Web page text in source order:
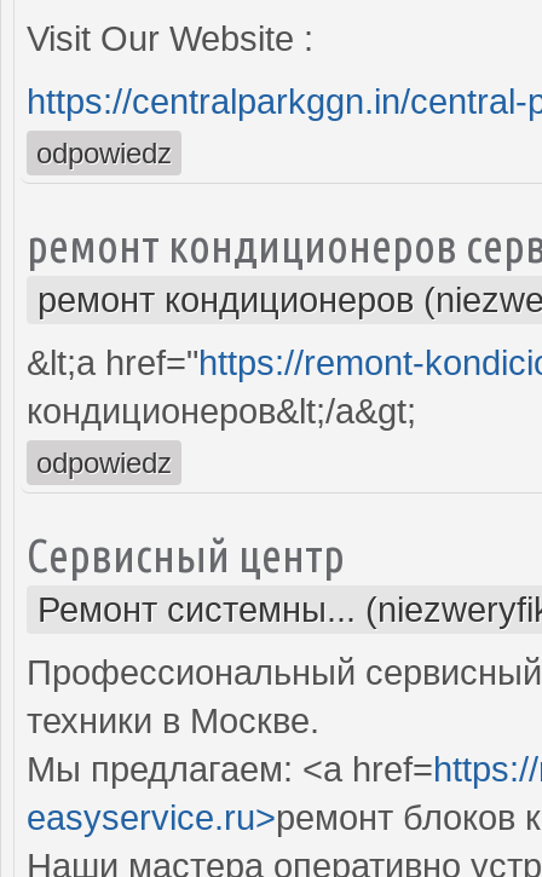
Visit Our Website :
https://centralparkggn.in/
odpowiedz
ремонт кондиционеров
ремонт кондиционеров
&lt;a href="https://remont-
кондиционеров&lt;/a&gt;
odpowiedz
Сервисный центр
Ремонт системны...
Профессиональный
техники в Москве.
Мы предлагаем: <a href=
easyservice.ru>ремонт блоков
Наши мастера оперативно